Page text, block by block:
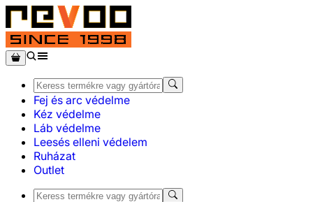
Fej és arc védelme
Kéz védelme
Láb védelme
Leesés elleni védelem
Ruházat
Outlet